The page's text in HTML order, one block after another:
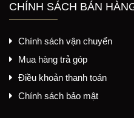
CHÍNH SÁCH BÁN
Chính sách vận chuyển
Mua hàng trả góp
Điều khoản thanh toán
Chính sách bảo mật